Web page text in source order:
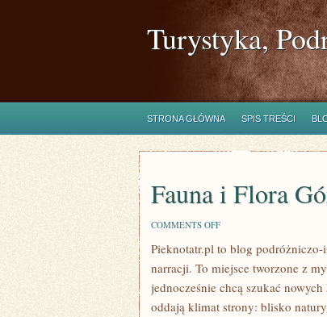
Turystyka,
STRONA GŁÓWNA SPIS TREŚCI
Fauna i Flora
COMMENTS OFFON
I
GÓR
Pieknotatr.pl to blog
narracji. To miejsce tworzone z
jednocześnie chcą szukać
oddają klimat strony: blisko